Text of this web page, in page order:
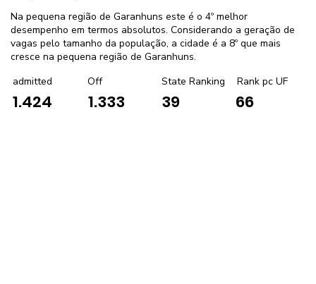
Na pequena região de Garanhuns este é o 4º melhor
desempenho em termos absolutos. Considerando a geração de
vagas pelo tamanho da população, a cidade é a 8º que mais
cresce na pequena região de Garanhuns.
admitted
1.424
Off
1.333
State Ranking
39
Rank pc UF
66